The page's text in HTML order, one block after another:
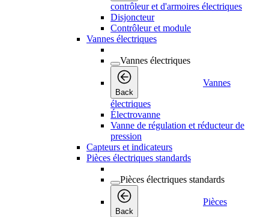
contrôleur et d'armoires électriques
Disjoncteur
Contrôleur et module
Vannes électriques
Vannes électriques
Back
Vannes
électriques
Électrovanne
Vanne de régulation et réducteur de
pression
Capteurs et indicateurs
Pièces électriques standards
Pièces électriques standards
Back
Pièces